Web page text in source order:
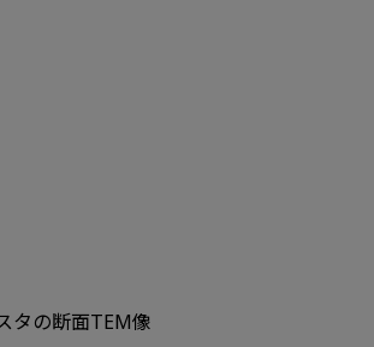
タの断面TEM像